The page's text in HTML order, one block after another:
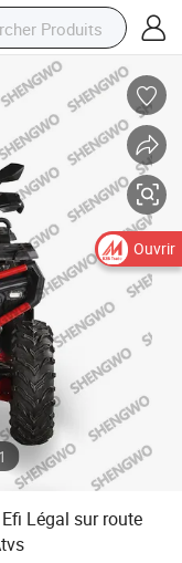
sur route Cuatrimotos
1
Légal sur route
Ouvrir